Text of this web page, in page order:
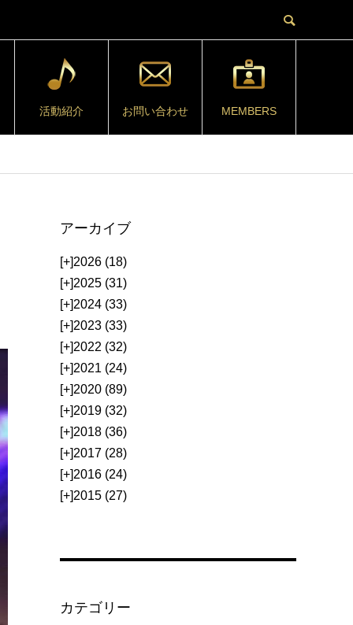
活動紹介 お問い合わせ MEMBERS
アーカイブ
[+]2026 (18)
[+]2025 (31)
[+]2024 (33)
[+]2023 (33)
[+]2022 (32)
[+]2021 (24)
[+]2020 (89)
[+]2019 (32)
[+]2018 (36)
[+]2017 (28)
[+]2016 (24)
[+]2015 (27)
カテゴリー